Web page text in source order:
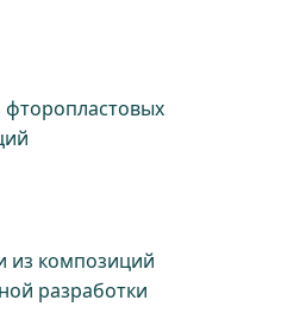
фторопластовых
из композиций
разработки